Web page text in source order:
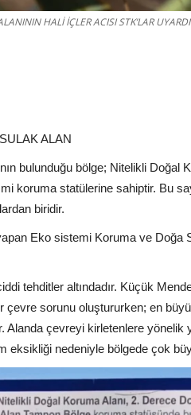
HALİ İÇLER ACISI STK’LAR
ALAN
bulunduğu bölge; Nitelikli Doğal
koruma statülerine sahiptir. Bu
biridir.
Eko sistemi Koruma ve
tehditler altındadır. Küçük
çevre sorunu oluştururken; en
Alanda çevreyi kirletenlere
eksikliği nedeniyle bölgede çok